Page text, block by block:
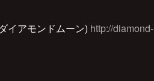
イアモンドムーン) http://